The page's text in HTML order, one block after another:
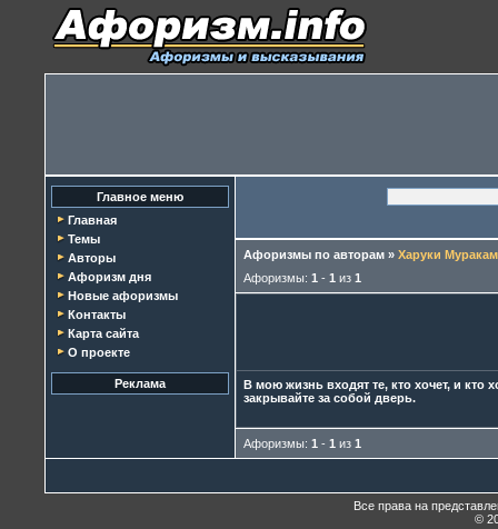
Главное меню
Главная
Темы
Авторы
Афоризм дня
Новые афоризмы
Контакты
Карта сайта
О проекте
Реклама
Афоризмы по авторам » Харуки
Афоризмы: 1 - 1 из 1
B мою жизнь входят те, кто хочет, и кто
закрывайте за собой дверь.
Афоризмы: 1 - 1 из 1
Все права на
©